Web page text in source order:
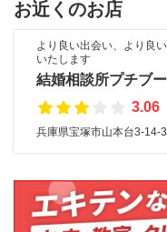
お近くのお店
より良い出会い、より良
いたします
結婚相談所プチブ
3.06
兵庫県宝塚市山本台3-14-3